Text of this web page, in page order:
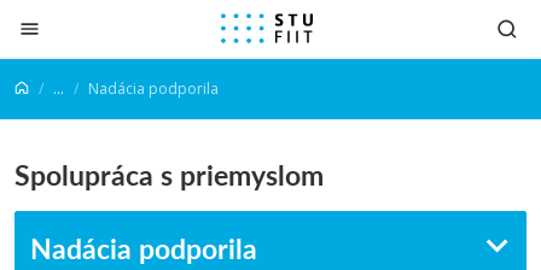
Prejsť na obsah
... Nadácia podporila
Spolupráca s priemyslom
Nadácia podporila